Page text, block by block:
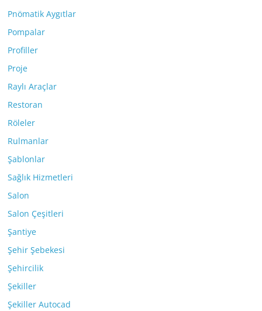
Pnömatik Aygıtlar
Pompalar
Profiller
Proje
Raylı Araçlar
Restoran
Röleler
Rulmanlar
Şablonlar
Sağlık Hizmetleri
Salon
Salon Çeşitleri
Şantiye
Şehir Şebekesi
Şehircilik
Şekiller
Şekiller Autocad